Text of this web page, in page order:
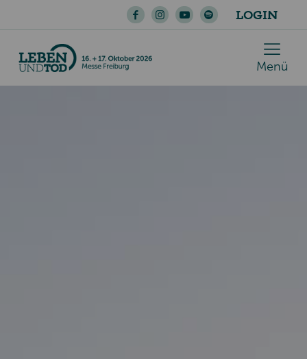
LOGIN
Menü